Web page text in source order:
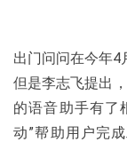
出门问问在今年4
但是李志飞提出
的语音助手有了
动”帮助用户完